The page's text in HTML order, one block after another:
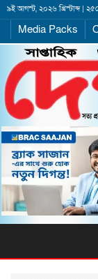
৯ই আগস্ট, ২০২৬ খ্রিস্টাব্দ |
Media Packs